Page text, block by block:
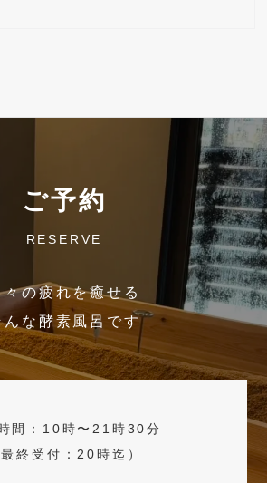
ご予約
RESERVE
々の疲れを癒せる
んな酵素風呂です
間：10時〜21時30分
最終受付：20時迄）